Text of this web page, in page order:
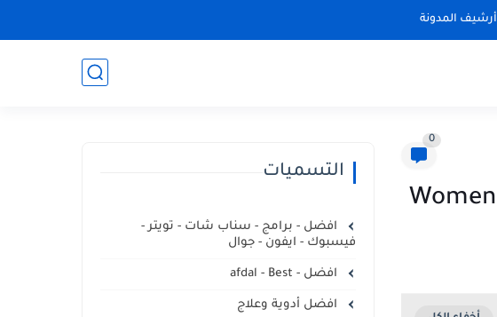
أرشيف المدونة
0
التسميات
افضل - برامج - سناب شات - تويتر -
فيسبوك - ايفون - جوال
افضل - afdal - Best
افضل أدوية وعلاج